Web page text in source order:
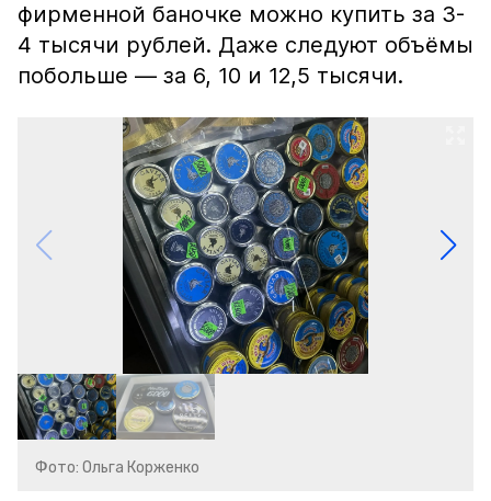
фирменной баночке можно купить за 3-
4 тысячи рублей. Даже следуют объёмы
побольше — за 6, 10 и 12,5 тысячи.
Фото: Ольга Корженко